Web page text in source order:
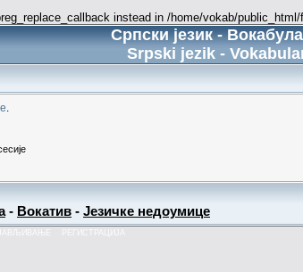
instead in /home/vokab/
Српски језик -
Srpski jezik -
- Вокатив - Језичке недоумице